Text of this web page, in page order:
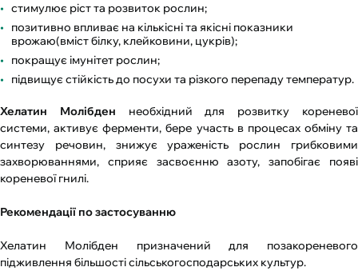
стимулює ріст та розвиток рослин;
позитивно впливає на кількісні та якісні показники
врожаю(вміст білку, клейковини, цукрів);
покращує імунітет рослин;
підвищує стійкість до посухи та різкого перепаду температур.
Хелатин Молібден необхідний для розвитку кореневої
системи, активує ферменти, бере участь в процесах обміну та
синтезу речовин, знижує ураженість рослин грибковими
захворюваннями, сприяє засвоєнню азоту, запобігає появі
кореневої гнилі.
Рекомендації по застосуванню
Хелатин Молібден призначений для позакореневого
підживлення більшості сільськогосподарських культур.